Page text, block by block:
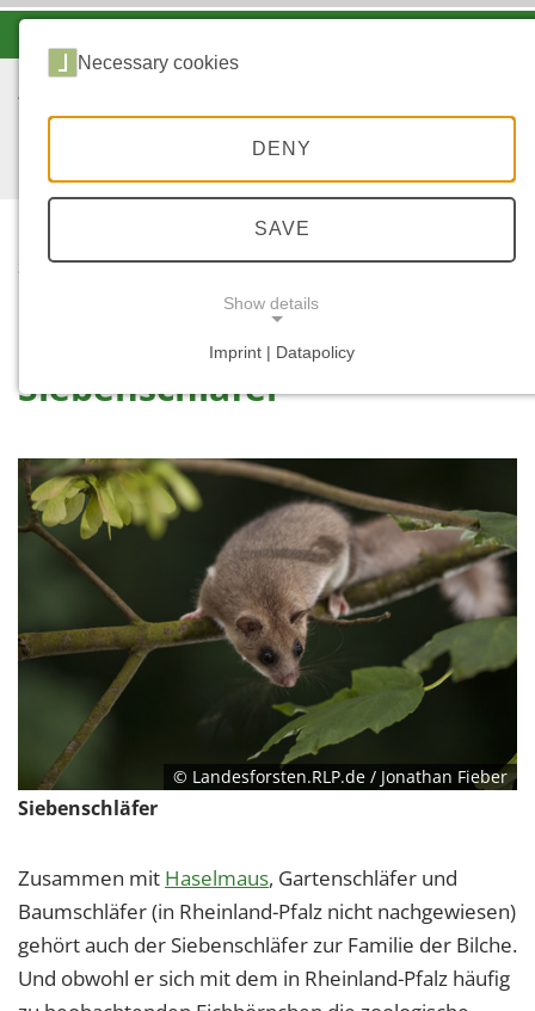
START
...
Siebenschläfer
© Landesforsten.RLP.de / Jonathan Fieber
Siebenschläfer
Zusammen mit Haselmaus, Gartenschläfer und
Baumschläfer (in Rheinland-Pfalz nicht nachgewiesen)
gehört auch der Siebenschläfer zur Familie der Bilche.
Und obwohl er sich mit dem in Rheinland-Pfalz häufig
Necessary cookies
DENY
SAVE
Show details
Imprint | Datapolicy